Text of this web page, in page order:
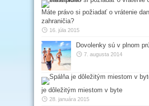
Máte právo si požiadať o vrátenie
zahraničia?
16. júla 2015
Dovolenky sú v plnom
7. augusta 2014
je dôležitým miestom v byte
28. januára 2015